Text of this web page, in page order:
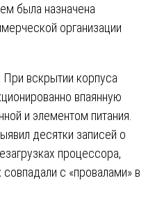
была назначена
организации
вскрытии корпуса
впаянную
и элементом питания.
десятки записей о
процессора,
с «провалами» в